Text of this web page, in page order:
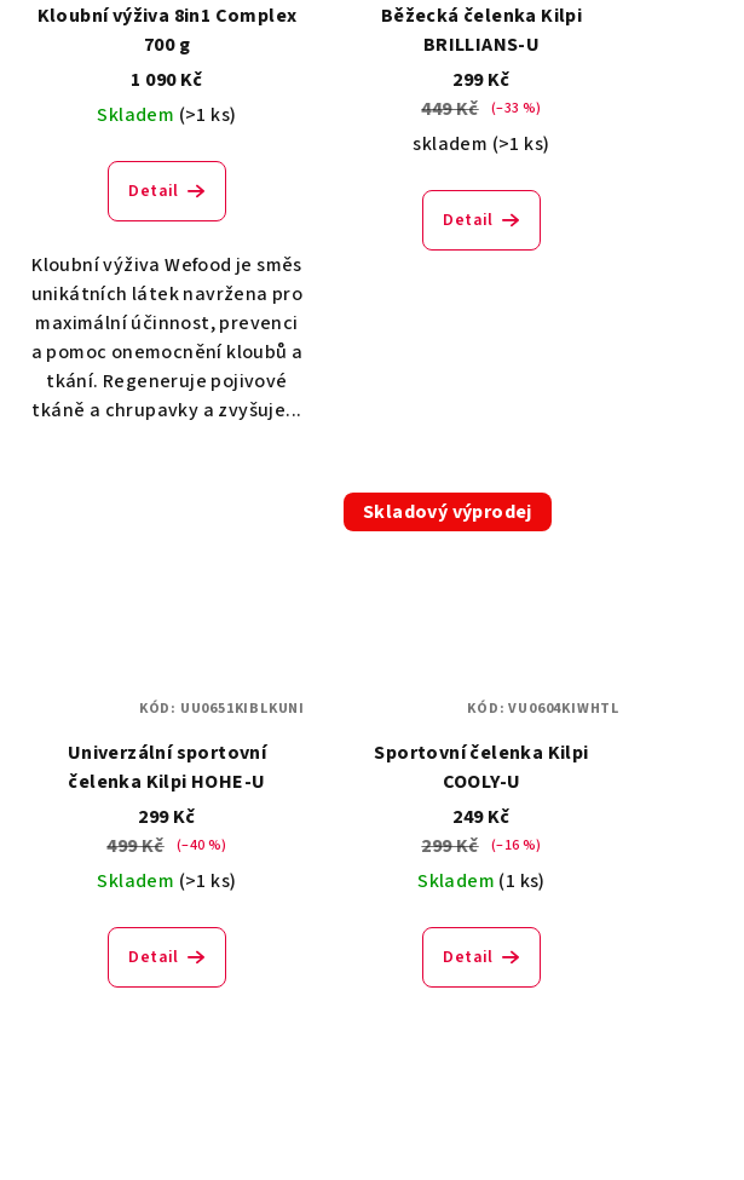
Kloubní výživa 8in1 Complex
700 g
1 090 Kč
Skladem (>1 ks)
Detail
Kloubní výživa Wefood je směs
unikátních látek navržena pro
maximální účinnost, prevenci
a pomoc onemocnění kloubů a
tkání. Regeneruje pojivové
tkáně a chrupavky a zvyšuje...
Běžecká čelenka Kilpi
BRILLIANS-U
299 Kč
449 Kč
(–33 %)
skladem (>1 ks)
Detail
Univerzální sportovní
čelenka Kilpi HOHE-U
299 Kč
499 Kč
(–40 %)
Skladem (>1 ks)
Detail
KÓD: UU0651KIBLKUNI
Skladový výprodej
Sportovní čelenka Kilpi
COOLY-U
249 Kč
299 Kč
(–16 %)
Skladem (1 ks)
Detail
KÓD:VU0604KIWHTL